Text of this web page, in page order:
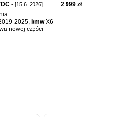
- [15.6. 2026]
2025, bmwX6
nowej części
2 999 zł